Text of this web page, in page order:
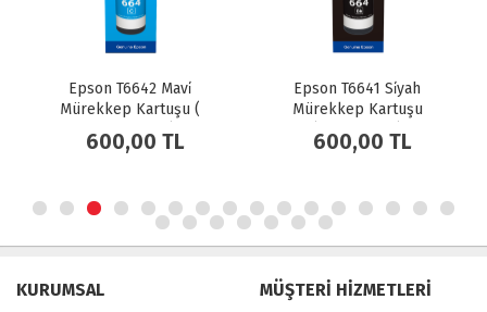
Epson T6642 Mavi̇
Mürekkep Kartuşu (
C13T66424A )
600,00 TL
Epson T6641 Si̇yah
Mürekkep Kartuşu
(C13T66414A)
600,00 TL
KURUMSAL MÜŞTERİ HİZMETLERİ